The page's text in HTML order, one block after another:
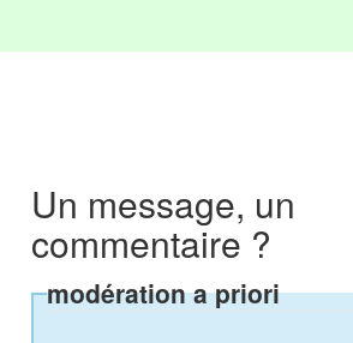
Un message, un
commentaire ?
modération a priori